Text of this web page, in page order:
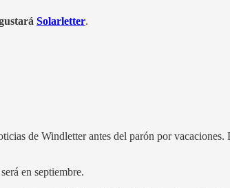
Solarletter.
de Windletter antes del parón por
en septiembre.